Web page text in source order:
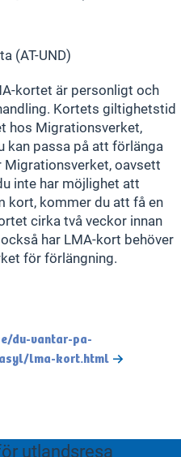
(AT-UND)
kortet är personligt och
Kortets giltighetstid
hos Migrationsverket,
kan passa på att förlänga
oavsett
inte har möjlighet att
kort, kommer du att få en
cirka två veckor innan
har LMA-kort behöver
för förlängning.
du-vantar-pa-
lma-kort.html